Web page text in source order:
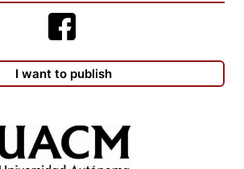
I want to publish